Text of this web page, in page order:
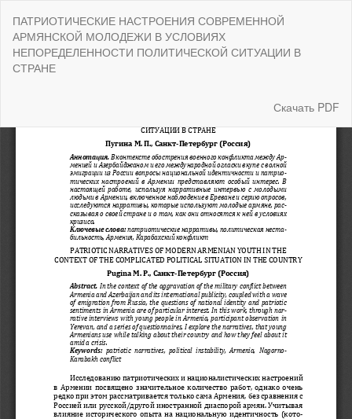
Подробностям
статье
ПАТРИОТИЧЕСКИЕ НАСТРОЕНИЯ СОВРЕМЕННОЙ
АРМЯНСКОЙ МОЛОДЕЖИ В УСЛОВИЯХ
НЕПОРЕДЕЛЕННОСТИ ПОЛИТИЧЕСКОЙ СИТУАЦИИ В
СТРАНЕ
Скачать
Скачать PDF